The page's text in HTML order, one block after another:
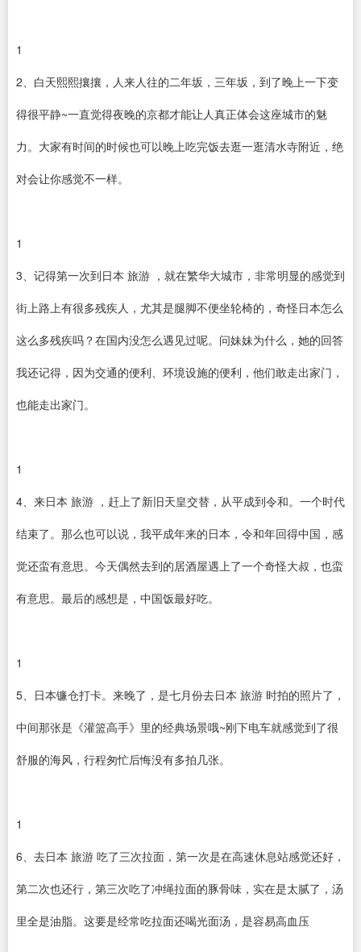
1
2、白天熙熙攘攘，人来人往的二年坂，三年坂，到了晚上一下变
得很平静~一直觉得夜晚的京都才能让人真正体会这座城市的魅
力。大家有时间的时候也可以晚上吃完饭去逛一逛清水寺附近，绝
对会让你感觉不一样。
1
3、记得第一次到日本 旅游 ，就在繁华大城市，非常明显的感觉到
街上路上有很多残疾人，尤其是腿脚不便坐轮椅的，奇怪日本怎么
这么多残疾吗？在国内没怎么遇见过呢。问妹妹为什么，她的回答
我还记得，因为交通的便利、环境设施的便利，他们敢走出家门，
也能走出家门。
1
4、来日本 旅游 ，赶上了新旧天皇交替，从平成到令和。一个时代
结束了。那么也可以说，我平成年来的日本，令和年回得中国，感
觉还蛮有意思。今天偶然去到的居酒屋遇上了一个奇怪大叔，也蛮
有意思。最后的感想是，中国饭最好吃。
1
5、日本镰仓打卡。来晚了，是七月份去日本 旅游 时拍的照片了，
中间那张是《灌篮高手》里的经典场景哦~刚下电车就感觉到了很
舒服的海风，行程匆忙后悔没有多拍几张。
1
6、去日本 旅游 吃了三次拉面，第一次是在高速休息站感觉还好，
第二次也还行，第三次吃了冲绳拉面的豚骨味，实在是太腻了，汤
里全是油脂。这要是经常吃拉面还喝光面汤，是容易高血压